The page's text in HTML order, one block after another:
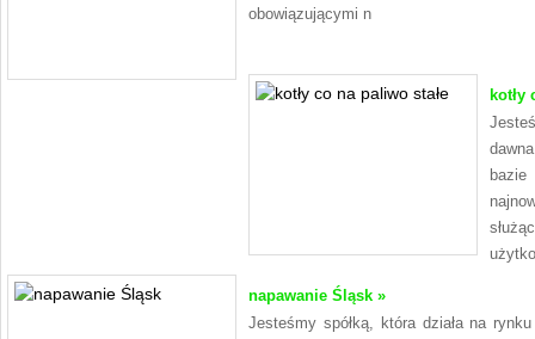
obowiązującymi n
kotły
napawanie Śląsk »
Jesteśmy spółką, która działa na